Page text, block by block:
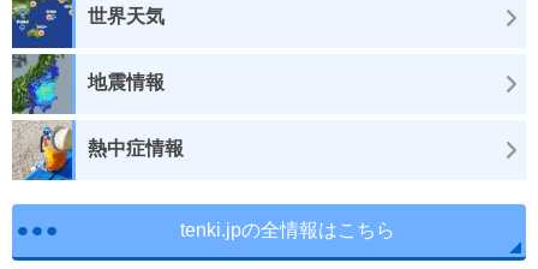
世界天気
地震情報
熱中症情報
tenki.jpの全情報はこちら